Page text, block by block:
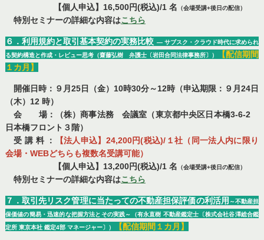
【個人申込】16,500円(税込)/1 名 （会場受講+後日の配信）
特別セミナーの詳細な内容はこちら
６．利用規約と取引基本契約の実務比較 ― サブスク・クラウド時代に求められ
る契約構造と作成・レビュー思考 （齋藤弘樹 弁護士〔岩田合同法律事務所〕）
【配信期間
１カ月】
開催日時：９月25日（金）10時30分～12時（申込期限：９月24日
（木）12 時）
会 場：（株）商事法務 会議室（東京都中央区日本橋3-6-2
日本橋フロント３階）
受 講 料 ：
【法人申込】24,200円(税込)/１社（同一法人内に限り
会場・WEBどちらも複数名受講可能）
【個人申込】13,200円(税込)/1 名 （会場受講+後日の配信）
特別セミナーの詳細な内容はこちら
７．取引先リスク管理に当たっての不動産担保評価の利活用 ～不動産担
保価値の簡易・迅速的な把握方法とその実践～（有永直樹 不動産鑑定士〔株式会社谷澤総合鑑
定所 東京本社 鑑定4部 マネージャー〕）
【配信期間１カ月】